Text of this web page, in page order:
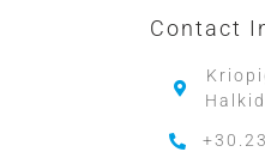
Contact